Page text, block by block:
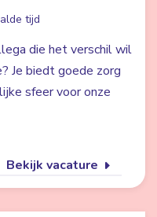
tijd
die het verschil wil
Je biedt goede zorg
sfeer voor onze
Bekijk vacature